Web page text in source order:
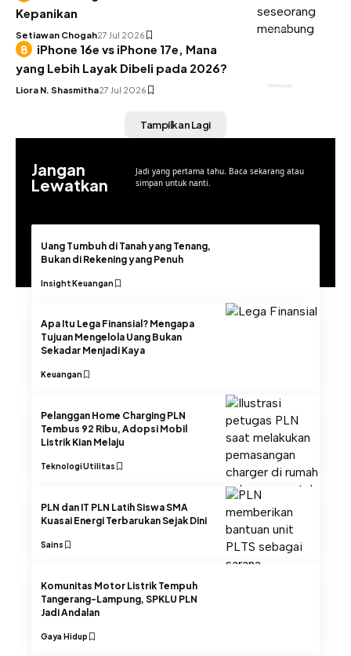
KEUANGAN
Kepanikan
Setiawan Chogah27 Jul 2026
TEKNOLOGI
iPhone 16e vs iPhone 17e, Mana
yang Lebih Layak Dibeli pada 2026?
Liora N. Shasmitha27 Jul 2026
Tampilkan Lagi
Jangan
Lewatkan
Jadi yang pertama tahu. Baca sekarang atau
simpan untuk nanti.
Uang Tumbuh di Tanah yang Tenang,
Bukan di Rekening yang Penuh
InsightKeuangan
Apa Itu Lega Finansial? Mengapa
Tujuan Mengelola Uang Bukan
Sekadar Menjadi Kaya
Keuangan
Pelanggan Home Charging PLN
Tembus 92 Ribu, Adopsi Mobil
Listrik Kian Melaju
TeknologiUtilitas
PLN dan IT PLN Latih Siswa SMA
Kuasai Energi Terbarukan Sejak Dini
Sains
Komunitas Motor Listrik Tempuh
Tangerang-Lampung, SPKLU PLN
Jadi Andalan
Gaya Hidup